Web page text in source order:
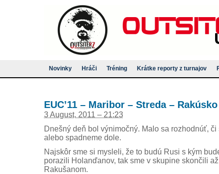
Novinky Hráči Tréning Krátke reporty z turnajov
EUC’11 – Maribor – Streda –
3 August, 2011 – 21:23
Dnešný deň bol výnimočný. Malo sa rozhodnúť,
alebo spadneme dole.
Najskôr sme si mysleli, že to budú Rusi s kým
porazili Holanďanov, tak sme v skupine skončili
Rakušanom.